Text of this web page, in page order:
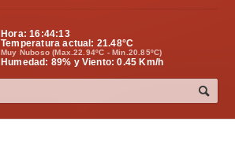
Hora:16:44:14
Temperatura actual: 21.48°C
Muy Nuboso (Max.22.94ºC - Min.20.85ºC)
Humedad: 89% y Viento: 0.45 Km/h